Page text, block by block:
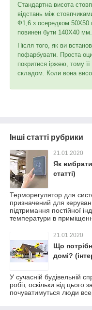
Стандартна висота
відстань між
Ф1,6 з осередком 50Х50
повинен бути 140Х40 мм.
Після того, як ви
пофарбувати. Проста
покритися іржею, тому
складом. Коли вона
Інші статті рубрики
21.01.2020
Як
статті)
Терморегулятор для
призначений для
підтримання постійної
температури в
21.01.2020
Що
домі?
У сучасній будівельній
робіт, оскільки від цього
почуватимуться люди